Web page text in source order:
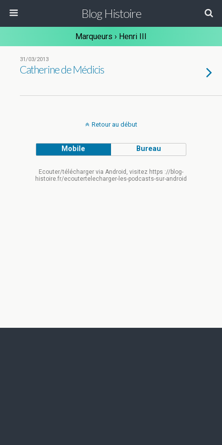
Blog Histoire
Marqueurs › Henri III
31/03/2013
Catherine de Médicis
Retour au début
Mobile Bureau
Ecouter/télécharger via Android, visitez https ://blog-
histoire.fr/ecoutertelecharger-les-podcasts-sur-android